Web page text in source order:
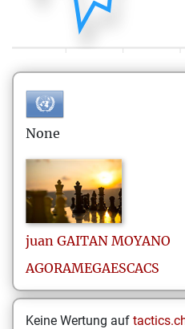
None
juan GAITAN MOYANO
AGORAMEGAESCACS
Keine Wertung auf